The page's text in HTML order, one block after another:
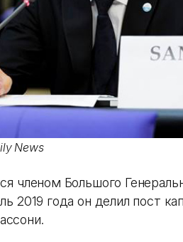
News
членом Большого
2019 года он делил пост